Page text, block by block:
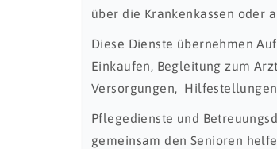
über die Krankenkassen oder
Diese Dienste übernehmen
Einkaufen, Begleitung zum
Versorgungen,
Pflegedienste und
gemeinsam den Senioren